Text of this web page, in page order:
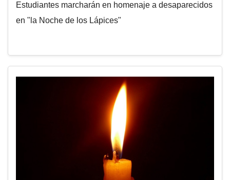
Estudiantes marcharán en homenaje a desaparecidos
en "la Noche de los Lápices"